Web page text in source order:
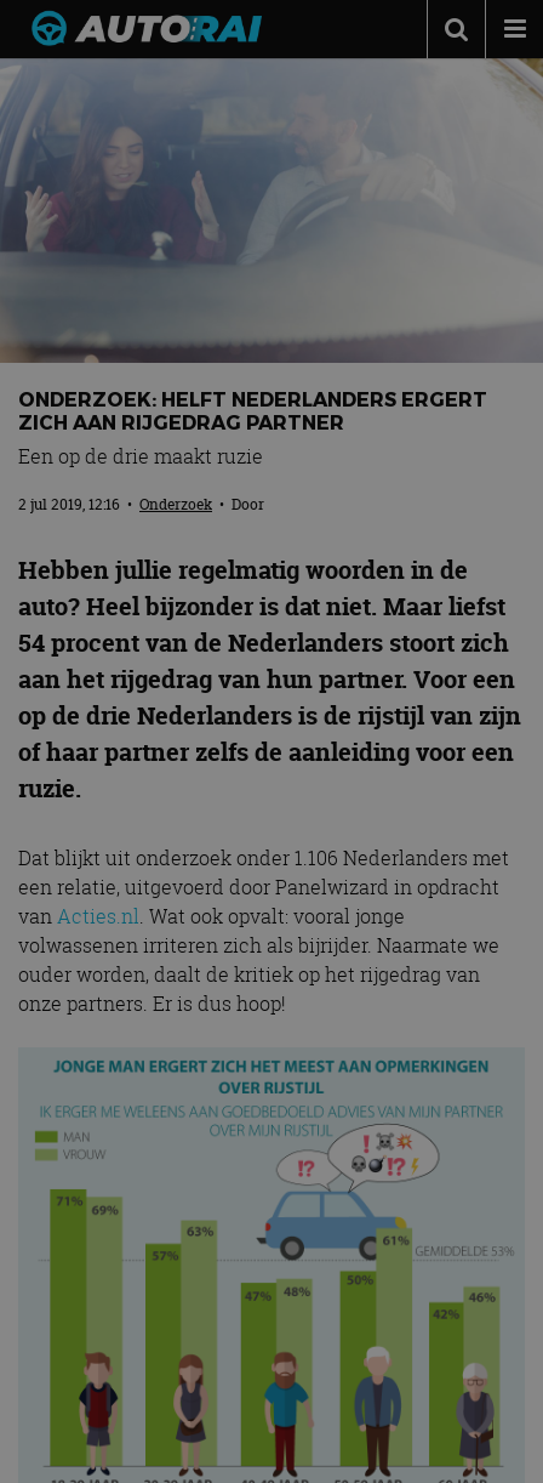
Automerken
MotorRAI.nl
ONDERZOEK: HELFT NEDERLANDERS ERGERT
ZICH AAN RIJGEDRAG PARTNER
Een op de drie maakt ruzie
2 jul 2019, 12:16 • Onderzoek • Door
Hebben jullie regelmatig woorden in de
auto? Heel bijzonder is dat niet. Maar liefst
54 procent van de Nederlanders stoort zich
aan het rijgedrag van hun partner. Voor een
op de drie Nederlanders is de rijstijl van zijn
of haar partner zelfs de aanleiding voor een
ruzie.
Dat blijkt uit onderzoek onder 1.106 Nederlanders met
een relatie, uitgevoerd door Panelwizard in opdracht
vanActies.nl. Wat ook opvalt: vooral jonge
volwassenen irriteren zich als bijrijder. Naarmate we
ouder worden, daalt de kritiek op het rijgedrag van
onze partners. Er is dus hoop!